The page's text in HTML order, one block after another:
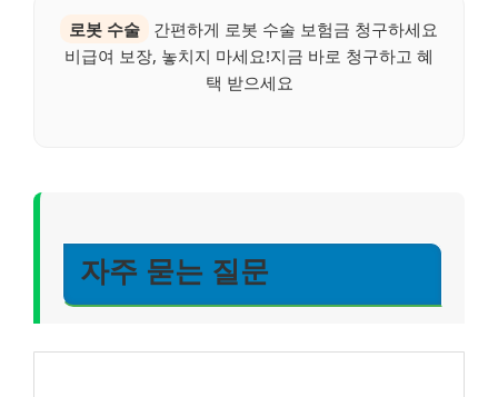
로봇 수술
간편하게 로봇 수술 보험금 청구하세요
비급여 보장, 놓치지 마세요!지금 바로 청구하고 혜
택 받으세요
자주 묻는 질문